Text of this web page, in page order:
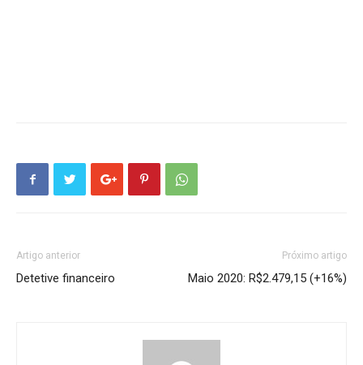
Artigo anterior
Detetive financeiro
Próximo artigo
Maio 2020: R$2.479,15 (+16%)